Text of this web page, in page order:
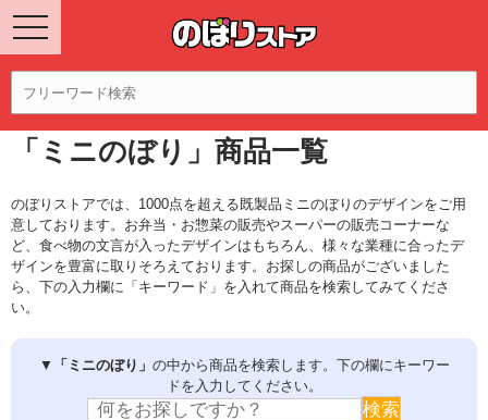
「ミニのぼり」商品一覧
のぼりストアでは、1000点を超える既製品ミニのぼりのデザインをご用
意しております。お弁当・お惣菜の販売やスーパーの販売コーナーな
ど、食べ物の文言が入ったデザインはもちろん、様々な業種に合ったデ
ザインを豊富に取りそろえております。お探しの商品がございました
ら、下の入力欄に「キーワード」を入れて商品を検索してみてくださ
い。
▼ 「ミニのぼり」 の中から商品を検索します。下の欄にキーワー
ドを入力してください。